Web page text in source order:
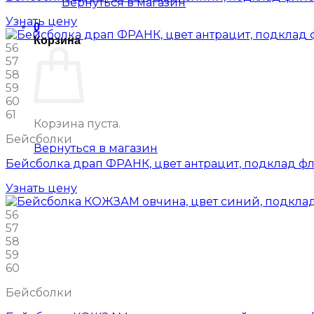
0
Корзина
Корзина пуста.
Вернуться в магазин
Узнать цену
56
57
58
59
60
61
Бейсболки
Бейсболка драп ФРАНК, цвет антрацит, подклад
Узнать цену
56
57
58
59
60
Бейсболки